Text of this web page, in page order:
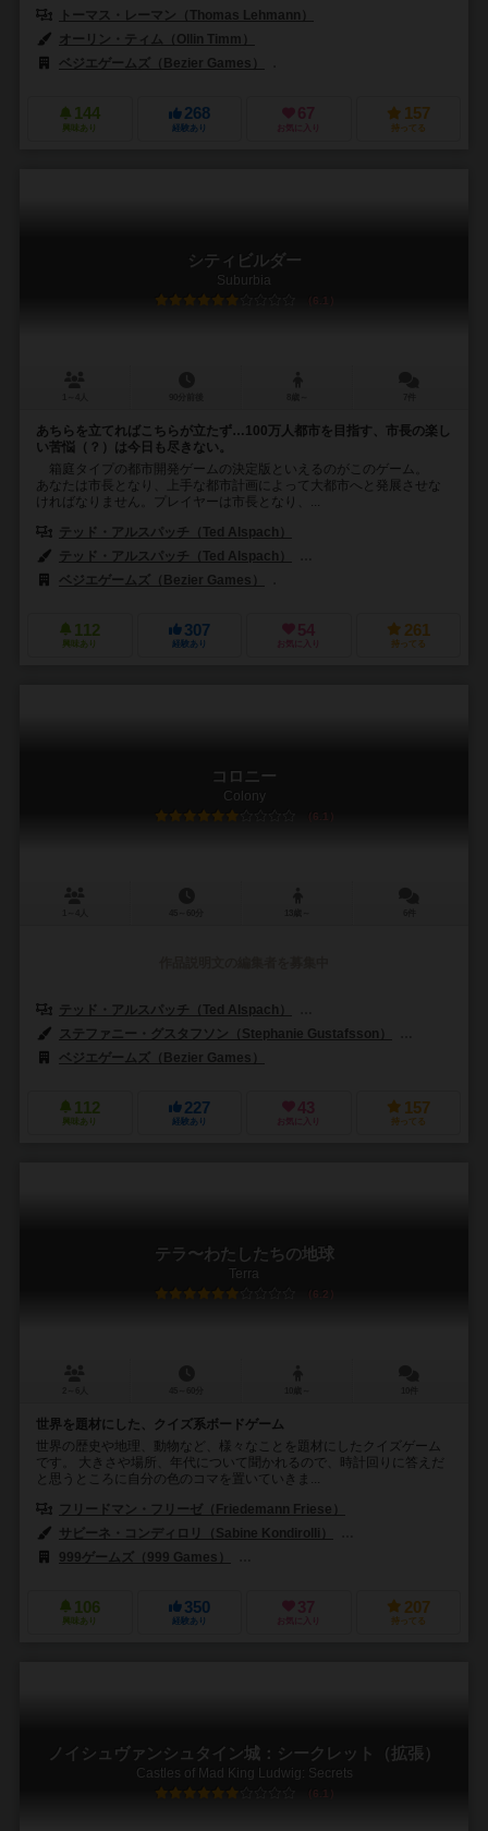
トーマス・レーマン（Thomas Lehmann）
オーリン・ティム（Ollin Timm）
ベジエゲームズ（Bezier Games）
144
興味あり
268
経験あり
67
お気に入り
157
持ってる
シティビルダー
Suburbia
6.1
あちらを立てればこちらが立たず…100万人都市を目指す、市長の楽し
い苦悩（？）は今日も尽きない。
箱庭タイプの都市開発ゲームの決定版といえるのがこのゲーム。
あなたは市長となり、上手な都市計画によって大都市へと発展させな
ければなりません。プレイヤーは市長となり、...
テッド・アルスパッチ（Ted Alspach）
テッド・アルスパッチ（Ted Alspach）
ベジエゲームズ（Bezier Games）
112
興味あり
307
経験あり
54
お気に入り
261
持ってる
コロニー
Colony
6.1
テッド・アルスパッチ（Ted Alspach）
ステファニー・グスタフソン（Stephanie Gustafsson）
ベジエゲームズ（Bezier Games）
112
興味あり
227
経験あり
43
お気に入り
157
持ってる
テラ〜わたしたちの地球
Terra
6.2
世界を題材にした、クイズ系ボードゲーム
世界の歴史や地理、動物など、様々なことを題材にしたクイズゲーム
です。 大きさや場所、年代について聞かれるので、時計回りに答えだ
と思うところに自分の色のコマを置いていきま...
フリードマン・フリーゼ（Friedemann Friese）
サビーネ・コンディロリ（Sabine Kondirolli）
999ゲームズ（999 Games）
106
興味あり
350
経験あり
37
お気に入り
207
持ってる
ノイシュヴァンシュタイン城：シークレット（拡張）
Castles of Mad King Ludwig: Secrets
6.1